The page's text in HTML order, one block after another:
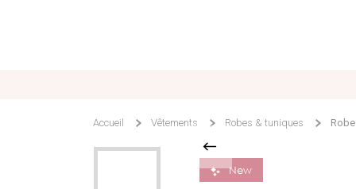
Accueil Vêtements Robes & tuniques
30+ personnes ont ce